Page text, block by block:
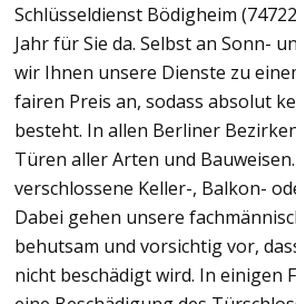
Schlüsseldienst Bödigheim
Jahr für Sie da. Selbst an Sonn-
wir Ihnen unsere Dienste zu
fairen Preis an, sodass absolut
besteht. In allen Berliner
Türen aller Arten und Bauweisen.
verschlossene Keller-, Balkon-
Dabei gehen unsere
behutsam und vorsichtig vor,
nicht beschädigt wird. In einigen